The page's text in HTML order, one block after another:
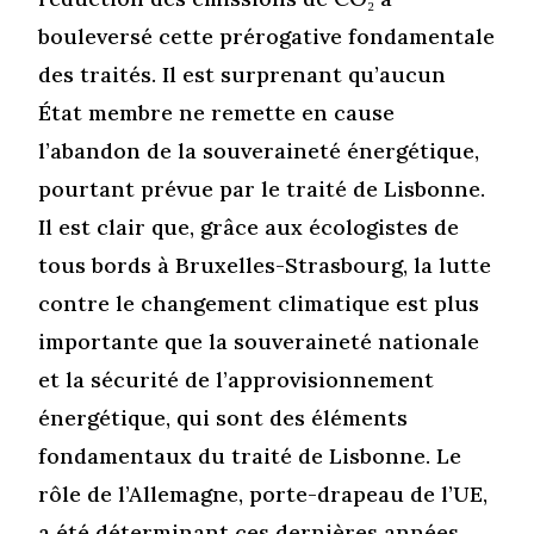
bouleversé cette prérogative fondamentale
des traités. Il est surprenant qu’aucun
État membre ne remette en cause
l’abandon de la souveraineté énergétique,
pourtant prévue par le traité de Lisbonne.
Il est clair que, grâce aux écologistes de
tous bords à Bruxelles-Strasbourg, la lutte
contre le changement climatique est plus
importante que la souveraineté nationale
et la sécurité de l’approvisionnement
énergétique, qui sont des éléments
fondamentaux du traité de Lisbonne. Le
rôle de l’Allemagne, porte-drapeau de l’UE,